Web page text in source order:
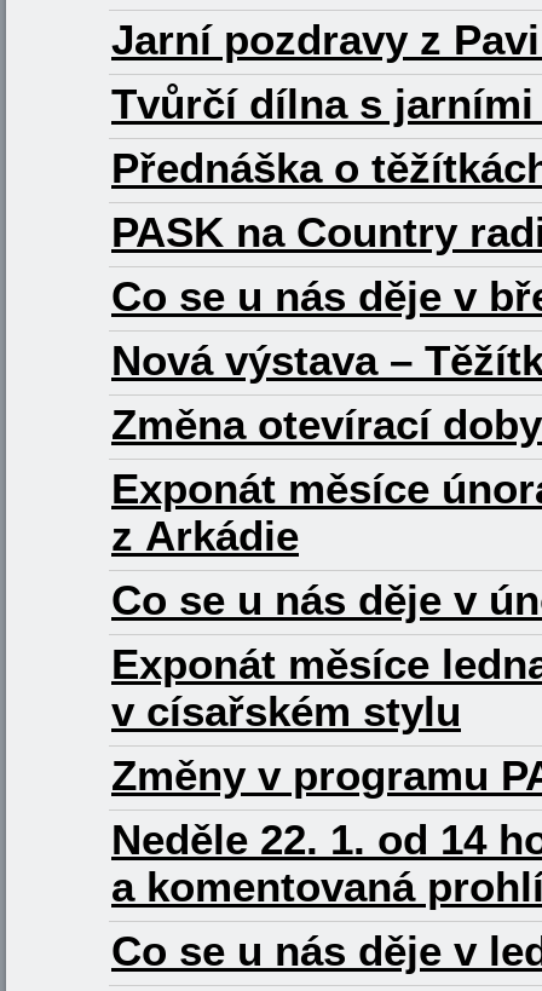
Jarní pozdravy z
Tvůrčí dílna s
Přednáška o
PASK na Country
Co se u nás děje v
Nová výstava –
Změna otevírací
Exponát měsíce
z Arkádie
Co se u nás děje v
Exponát měsíce
v císařském stylu
Změny v programu
Neděle 22. 1. od 14
a komentovaná
Co se u nás děje v